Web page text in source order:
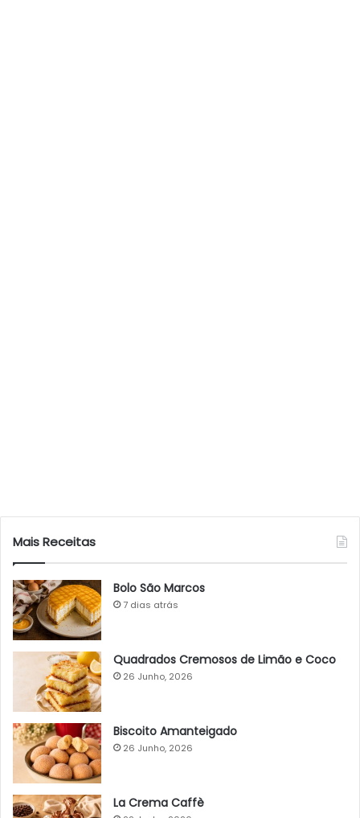
Mais Receitas
Bolo São Marcos
7 dias atrás
Quadrados Cremosos de Limão e Coco
26 Junho, 2026
Biscoito Amanteigado
26 Junho, 2026
La Crema Caffè